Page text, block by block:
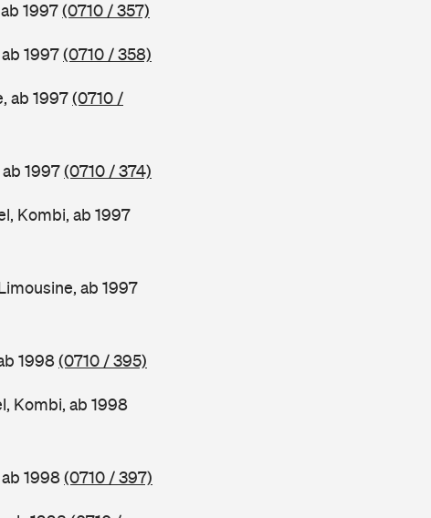
1997(0710 / 357)
1997(0710 / 358)
ab 1997(0710 /
1997(0710 / 374)
Kombi, ab 1997
ab 1997
1998(0710 / 395)
Kombi, ab 1998
1998(0710 / 397)